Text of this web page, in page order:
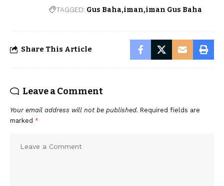
TAGGED: Gus Baha iman iman Gus Baha
Share This Article
Leave a Comment
Your email address will not be published. Required fields are
marked *